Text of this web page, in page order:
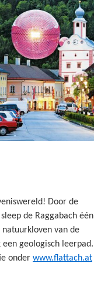
Door de
de Raggabach één
van de
een geologisch leerpad.
onder www.flattach.at